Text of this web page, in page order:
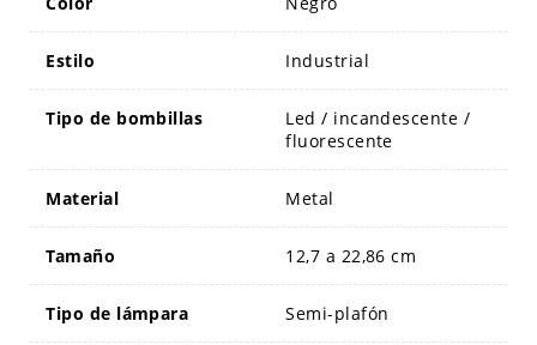
Estilo Industrial
Tipo de bombillas
Led / incandescente /
fluorescente
Material Metal
Tamaño 12,7 a 22,86 cm
Tipo de lámpara Semi-plafón